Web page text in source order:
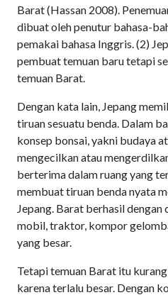
Barat (Hassan 2008).
dibuat oleh penutur bahasa-
pemakai bahasa Inggris. (2)
pembuat temuan baru tetapi
temuan Barat.
Dengan kata lain, Jepang
tiruan sesuatu benda. Dalam
konsep bonsai, yakni budaya
mengecilkan atau
berterima dalam ruang yang
membuat tiruan benda nyata
Jepang. Barat berhasil
mobil, traktor, kompor
yang besar.
Tetapi temuan Barat itu
karena terlalu besar. Dengan